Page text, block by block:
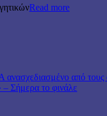
Read more
ανασχεδιασμένο από
– Σήμερα το φινάλε